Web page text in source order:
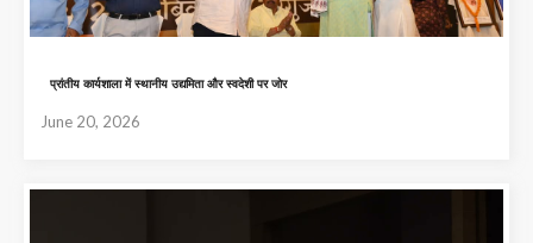
प्रांतीय कार्यशाला में स्थानीय उद्यमिता और स्वदेशी पर जोर
June 20, 2026